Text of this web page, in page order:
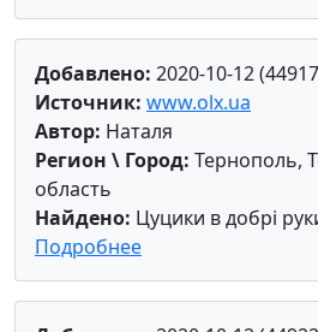
Добавлено: 2020-10-12
Источник: www.olx.ua
Автор: Наталя
Регион \ Город: Тернополь,
область
Найдено: Цуцики в добрі
Подробнее